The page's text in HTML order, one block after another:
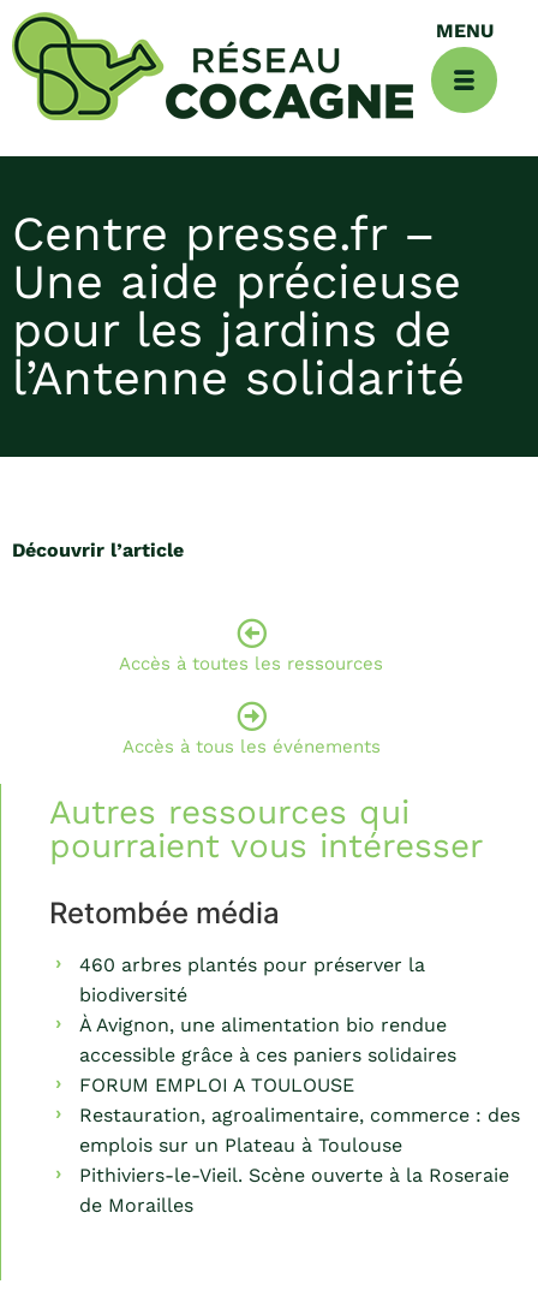
Centre presse.fr –
Une aide précieuse
pour les jardins de
l’Antenne solidarité
Découvrir l’article
Accès à toutes les ressources
Accès à tous les événements
Autres ressources qui
pourraient vous intéresser
Retombée média
460 arbres plantés pour préserver la
biodiversité
À Avignon, une alimentation bio rendue
accessible grâce à ces paniers solidaires
FORUM EMPLOI A TOULOUSE
Restauration, agroalimentaire, commerce : des
emplois sur un Plateau à Toulouse
Pithiviers-le-Vieil. Scène ouverte à la Roseraie
de Morailles